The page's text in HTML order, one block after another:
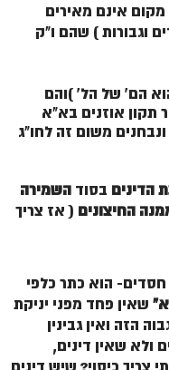
אינם מאירים
וגבורות ) שהם ו"ק
הם' של הל' )והם
תקון אוזנים בא"א
ונבחנים משום זה לחו"ג
הדינים בסוד השמירה
החיצונים ( אז צריך
חסדים- הוא כתר כלפי
שאין פחד מפני יניקת
הזה ואין גבינין
ולא שאין דינים,